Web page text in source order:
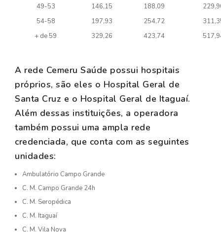
49-53
146,15 188,09
54-58
197,93 254,72
+ de 59
329,26 423,74
A rede Cemeru Saúde possui hospitais
próprios, são eles o Hospital Geral de
Santa Cruz e o Hospital Geral de Itaguaí.
Além dessas instituições, a operadora
também possui uma ampla rede
credenciada, que conta com as seguintes
unidades:
Ambulatório Campo Grande
C. M. Campo Grande 24h
C. M. Seropédica
C. M. Itaguaí
C. M. Vila Nova